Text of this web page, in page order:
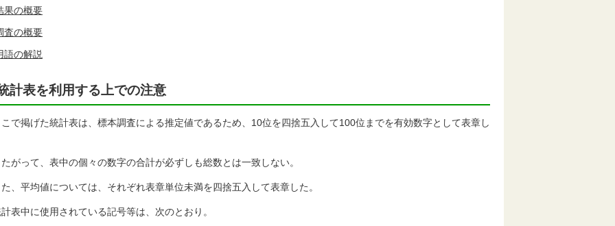
果の概要
査の概要
語の解説
計表を利用する上での注意
で掲げた統計表は、標本調査による推定値であるため、10位を四捨五入して100位までを有効数字として表章し
がって、表中の個々の数字の合計が必ずしも総数とは一致しない。
、平均値については、それぞれ表章単位未満を四捨五入して表章した。
表中に使用されている記号等は、次のとおり。